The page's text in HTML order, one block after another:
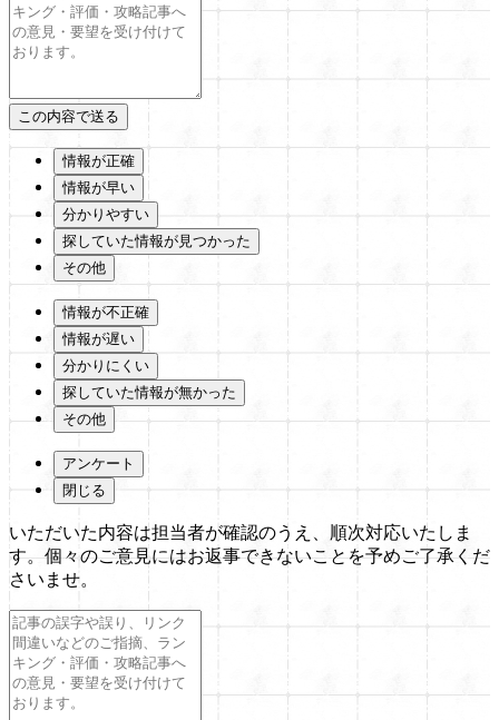
情報が正確
情報が早い
分かりやすい
探していた情報が見つかった
その他
情報が不正確
情報が遅い
分かりにくい
探していた情報が無かった
その他
アンケート
閉じる
いただいた内容は担当者が確認のうえ、順次対応いたしま
す。個々のご意見にはお返事できないことを予めご了承くだ
さいませ。